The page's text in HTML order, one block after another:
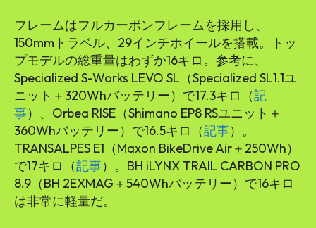
フレームはフルカーボンフレームを採用し、
150mmトラベル、29インチホイールを搭載。トッ
プモデルの総重量はわずか16キロ。参考に、
Specialized S-Works LEVO SL（Specialized SL1.1ユ
ニット＋320Whバッテリー）で17.3キロ（記
事）、Orbea RISE（Shimano EP8 RSユニット＋
360Whバッテリー）で16.5キロ（記事）。
TRANSALPES E1（Maxon BikeDrive Air＋250Wh）
で17キロ（記事）。BH iLYNX TRAIL CARBON PRO
8.9（BH 2EXMAG＋540Whバッテリー）で16キロ
は非常に軽量だ。